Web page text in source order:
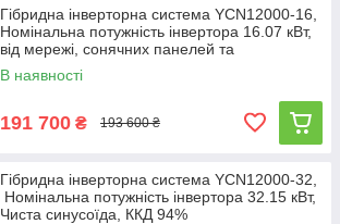
Гібридна інверторна система YCN12000-16,
Номінальна потужність інвертора 16.07 кВт,
від мережі, сонячних панелей та
акумуляторів
В наявності
191 700 ₴ 193 600 ₴
Гібридна інверторна система YCN12000-32,
Номінальна потужність інвертора 32.15 кВт,
Чиста синусоїда, ККД 94%